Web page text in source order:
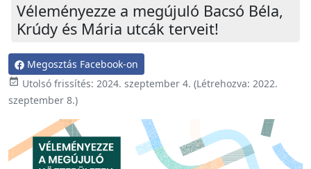
Véleményezze a megújuló Bacsó Béla,
Krúdy és Mária utcák terveit!
Megosztás Facebook-on
 Utolsó frissítés: 2024. szeptember 4. (Létrehozva: 2022.
szeptember 8.)